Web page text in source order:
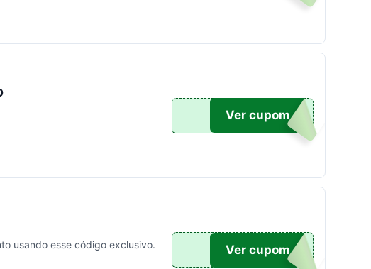
600
Ver cupom
usando esse código exclusivo. 30
Ver cupom